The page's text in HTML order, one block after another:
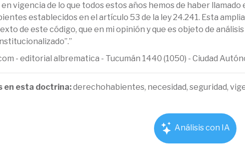
en vigencia de lo que todos estos años hemos de haber
establecidos en el artículo 53 de la ley 24.241. Esta
de este código, que en mi opinión y que es objeto de
- editorial albrematica - Tucumán 1440 (1050) - Ciudad
en esta doctrina:derechohabientes, necesidad, seguridad,
Análisis con IA